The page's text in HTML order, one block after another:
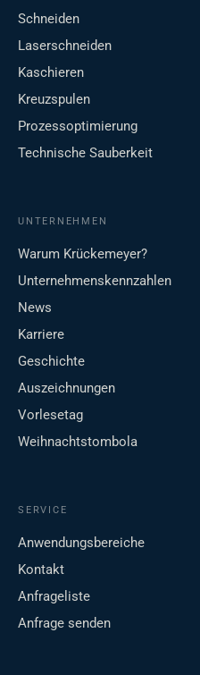
Schneiden
Laserschneiden
Kaschieren
Kreuzspulen
Prozessoptimierung
Technische Sauberkeit
UNTERNEHMEN
Warum Krückemeyer?
Unternehmenskennzahlen
News
Karriere
Geschichte
Auszeichnungen
Vorlesetag
Weihnachtstombola
SERVICE
Anwendungsbereiche
Kontakt
Anfrageliste
Anfrage senden